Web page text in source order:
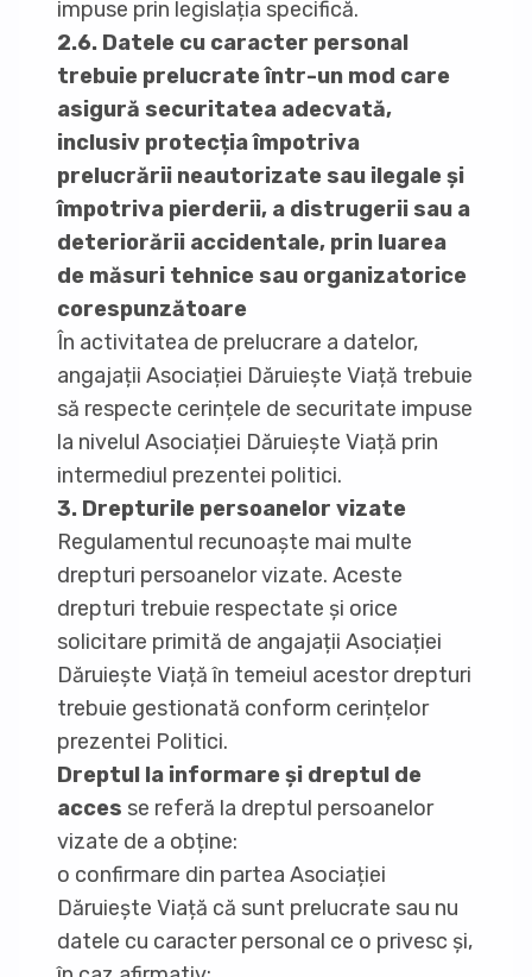
impuse prin legislația specifică.
2.6. Datele cu caracter personal
trebuie prelucrate într-un mod care
asigură securitatea adecvată,
inclusiv protecția împotriva
prelucrării neautorizate sau ilegale și
împotriva pierderii, a distrugerii sau a
deteriorării accidentale, prin luarea
de măsuri tehnice sau organizatorice
corespunzătoare
În activitatea de prelucrare a datelor,
angajații Asociației Dăruiește Viață trebuie
să respecte cerințele de securitate impuse
la nivelul Asociației Dăruiește Viață prin
intermediul prezentei politici.
3. Drepturile persoanelor vizate
Regulamentul recunoaște mai multe
drepturi persoanelor vizate. Aceste
drepturi trebuie respectate și orice
solicitare primită de angajații Asociației
Dăruiește Viață în temeiul acestor drepturi
trebuie gestionată conform cerințelor
prezentei Politici.
Dreptul la informare și dreptul de
acces se referă la dreptul persoanelor
vizate de a obține:
o confirmare din partea Asociației
Dăruiește Viață că sunt prelucrate sau nu
datele cu caracter personal ce o privesc și,